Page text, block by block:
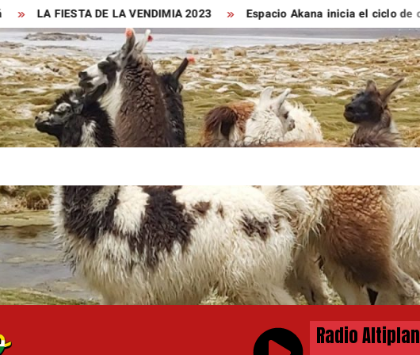
LA FIESTA DE LA VENDIMIA 2023 Espacio Akana inicia el ciclo de cine